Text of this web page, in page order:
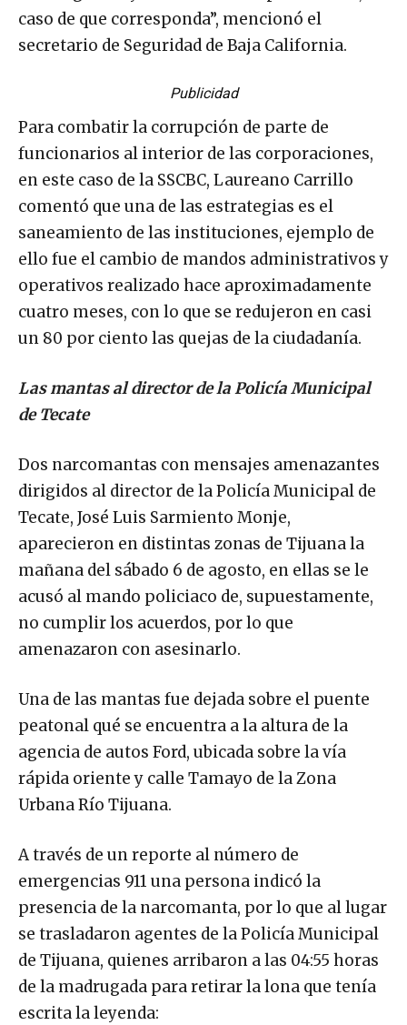
caso de que corresponda”, mencionó el
secretario de Seguridad de Baja California.
Publicidad
Para combatir la corrupción de parte de
funcionarios al interior de las corporaciones,
en este caso de la SSCBC, Laureano Carrillo
comentó que una de las estrategias es el
saneamiento de las instituciones, ejemplo de
ello fue el cambio de mandos administrativos y
operativos realizado hace aproximadamente
cuatro meses, con lo que se redujeron en casi
un 80 por ciento las quejas de la ciudadanía.
Las mantas al director de la Policía Municipal
de Tecate
Dos narcomantas con mensajes amenazantes
dirigidos al director de la Policía Municipal de
Tecate, José Luis Sarmiento Monje,
aparecieron en distintas zonas de Tijuana la
mañana del sábado 6 de agosto, en ellas se le
acusó al mando policiaco de, supuestamente,
no cumplir los acuerdos, por lo que
amenazaron con asesinarlo.
Una de las mantas fue dejada sobre el puente
peatonal qué se encuentra a la altura de la
agencia de autos Ford, ubicada sobre la vía
rápida oriente y calle Tamayo de la Zona
Urbana Río Tijuana.
A través de un reporte al número de
emergencias 911 una persona indicó la
presencia de la narcomanta, por lo que al lugar
se trasladaron agentes de la Policía Municipal
de Tijuana, quienes arribaron a las 04:55 horas
de la madrugada para retirar la lona que tenía
escrita la leyenda: